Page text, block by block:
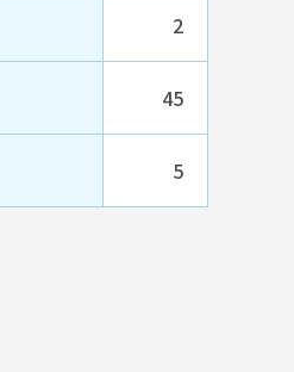
2
45
5